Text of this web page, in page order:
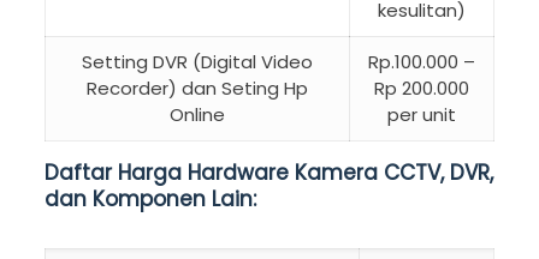
kesulitan)
Setting DVR (Digital Video
Recorder) dan Seting Hp
Online
Rp.100.000 –
Rp 200.000
per unit
Daftar Harga Hardware Kamera CCTV, DVR,
dan Komponen Lain: